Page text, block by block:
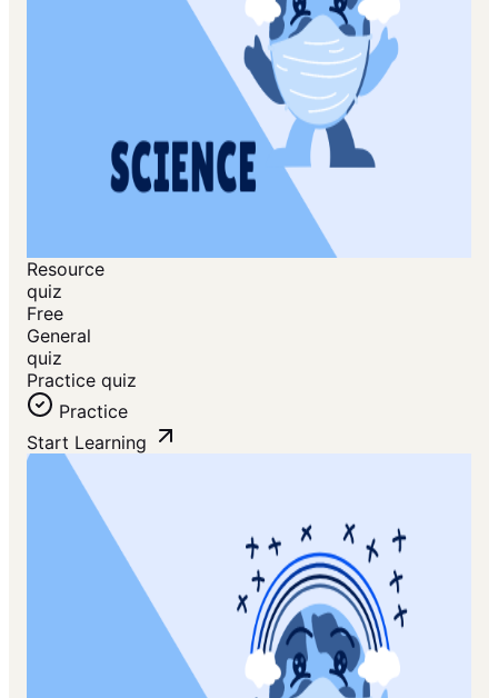
Resource
quiz
Free
General
quiz
Practice quiz
Practice
Start Learning